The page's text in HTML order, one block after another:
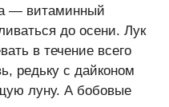
— витаминный
до осени. Лук
в течение всего
редьку с дайконом
луну. А бобовые